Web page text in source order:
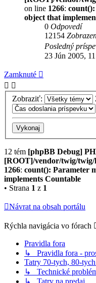
on line 1266:
object that
0 Odpovedí
12154
Posledný
23 Jún 2005,
Zamknuté
Zobraziť:
12 tém [phpBB Debug]
[ROOT]/vendor/twig/
1266: count(): Parameter
implements Countable
• Strana 1 z 1
Návrat na obsah portálu
Rýchla navigácia vo fórach
Pravidla fora
↳ Pravidla fora -
Tatry 70-tych, 80-
↳ Technické